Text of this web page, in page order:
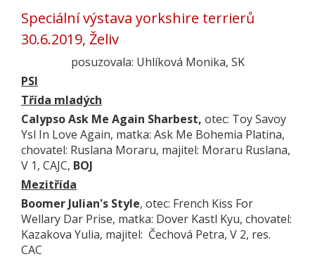
Speciální výstava yorkshire terrierů
30.6.2019, Želiv
posuzovala: Uhlíková Monika, SK
PSI
Třída mladých
Calypso Ask Me Again Sharbest, otec: Toy Savoy
Ysl In Love Again, matka: Ask Me Bohemia Platina,
chovatel: Ruslana Moraru, majitel: Moraru Ruslana,
V 1, CAJC, BOJ
Mezitřída
Boomer Julian's Style, otec: French Kiss For
Wellary Dar Prise, matka: Dover Kastl Kyu, chovatel:
Kazakova Yulia, majitel: Čechová Petra, V 2, res.
CAC